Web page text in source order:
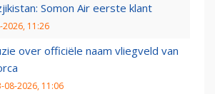
Somon Air eerste klant
2026, 11:26
over officiële naam vliegveld van
08-2026, 11:06